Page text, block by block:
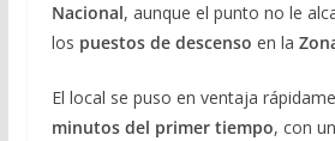
Nacional, aunque el punto no le
los puestos de descenso en la
El local se puso en ventaja
minutos del primer tiempo, con